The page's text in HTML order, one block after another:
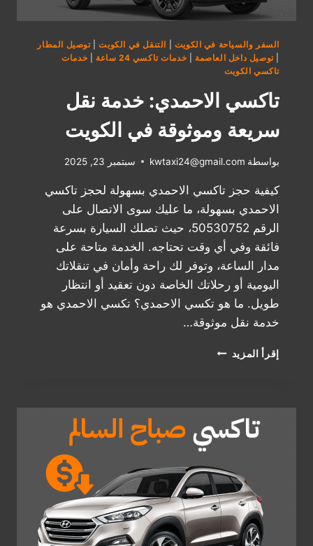
السفر والسياحة في الكويت التنقل في الكويت|توصيل المطار
|توصيل داخل العاصمة خدمات تاكسي 24 ساعة
خدمات
تاكسي الكويت
تاكسي الاحمدي: خدمة نقل
سريعة وموثوقة في الكويت
بواسطة kwtaxi24@gmail.com سبتمبر 23, 2025
كيفية حجز تاكسي الاحمدي بسهولة لحجز تاكسي
الاحمدي بسهولة، ما عليك سوى الاتصال على
الرقم 50530752، حيث تصلك السيارة بسرعة
فائقة وفي أي وقت تحتاجه. الخدمة متاحة على
مدار الساعة، وتوفر لك راحة وأمان في تنقلاتك
اليومية أو رحلاتك الخاصة دون تعقيد أو انتظار
طويل. ما هو تكسي الاحمدي؟ تكسي الاحمدي هو
خدمة نقل موثوقة…
إقرأ المزيد تاكسي
سريعة
وموثوقة
في
الكويت